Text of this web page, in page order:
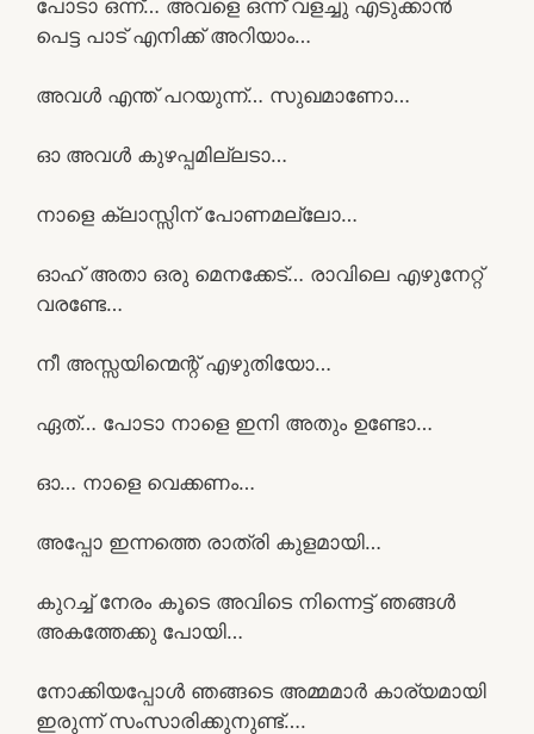
പോടാ ഒന്ന്… അവളെ ഒന്ന് വളച്ചു എടുക്കാൻ
പെട്ട പാട് എനിക്ക് അറിയാം…
അവൾ എന്ത് പറയുന്ന്… സുഖമാണോ…
ഓ അവൾ കുഴപ്പമില്ലടാ…
നാളെ ക്ലാസ്സിന് പോണമല്ലോ…
ഓഹ് അതാ ഒരു മെനക്കേട്… രാവിലെ എഴുനേറ്റ്
വരണ്ടേ…
നീ അസ്സയിന്മെന്റ് എഴുതിയോ…
ഏത്… പോടാ നാളെ ഇനി അതും ഉണ്ടോ…
ഓ… നാളെ വെക്കണം…
അപ്പോ ഇന്നത്തെ രാത്രി കുളമായി…
കുറച്ച് നേരം കൂടെ അവിടെ നിന്നെട്ട് ഞങ്ങൾ
അകത്തേക്കു പോയി…
നോക്കിയപ്പോൾ ഞങ്ങടെ അമ്മമാർ കാര്യമായി
ഇരുന്ന് സംസാരിക്കുനുണ്ട്….